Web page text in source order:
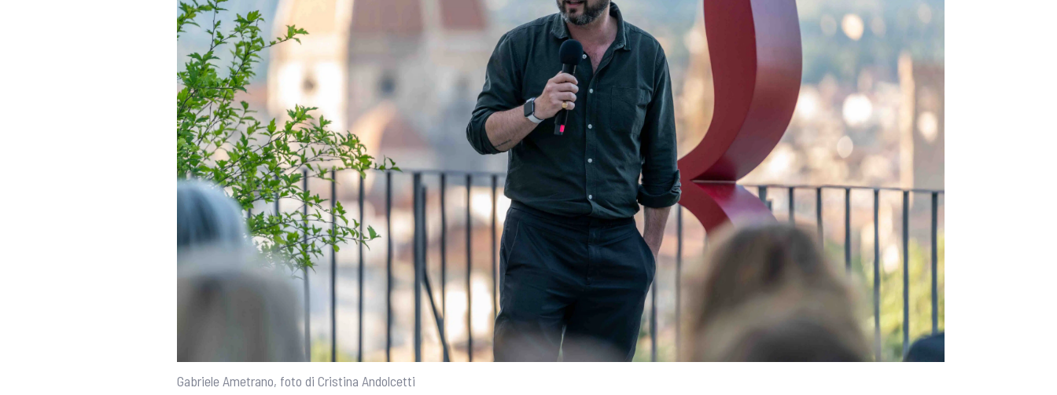
Gabriele Ametrano, foto di Cristina Andolcetti